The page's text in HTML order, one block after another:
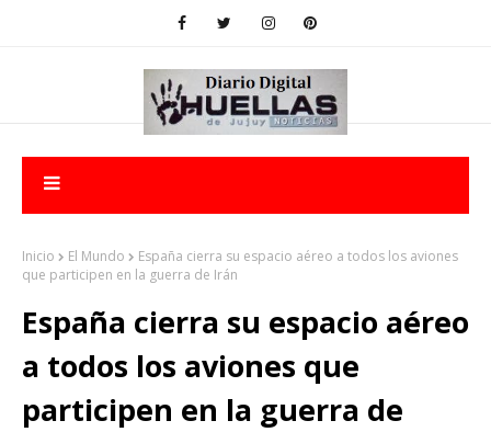
Inicio El Mundo
España cierra su espacio aéreo a todos los aviones
que participen en la guerra de Irán
España cierra su espacio aéreo
a todos los aviones que
participen en la guerra de